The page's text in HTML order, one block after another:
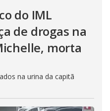
do IML
de drogas na
morta
na urina da capitã